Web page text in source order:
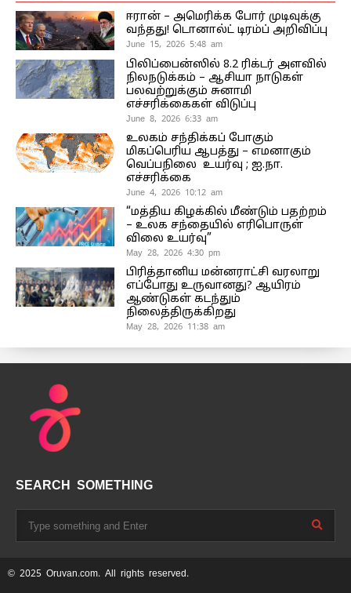
ஈரான் – அமெரிக்க போர் முடிவுக்கு
வந்தது! டொனால்ட் டிரம்ப் அறிவிப்பு
June 15, 2026 5:48 am
பிலிப்பைன்ஸில் 8.2 ரிக்டர் அளவில்
நிலநடுக்கம் – ஆசியா நாடுகள்
பலவற்றுக்கும் சுனாமி
எச்சரிக்கைகள் விடுப்பு
June 8, 2026 6:33 am
உலகம் சந்திக்கப் போகும்
மிகப்பெரிய ஆபத்து – எமனாகும்
வெப்பநிலை உயர்வு ; ஐ.நா.
எச்சரிக்கை
June 4, 2026 10:12 am
“மத்திய கிழக்கில் மீண்டும் பதற்றம்
– உலக சந்தையில் எரிபொருள்
விலை உயர்வு”
May 28, 2026 4:30 pm
பிரித்தானிய மன்னராட்சி வரலாறு
எப்போது உருவானது? ஆயிரம்
ஆண்டுகள் கடந்தும்
நிலைத்திருக்கிறது
May 28, 2026 11:38 am
SEARCH SOMETHING
© 2025 Oruvan.com. All rights reserved.